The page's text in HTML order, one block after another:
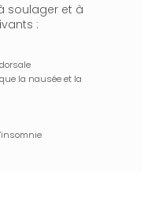
soulager et à
:
la nausée et la